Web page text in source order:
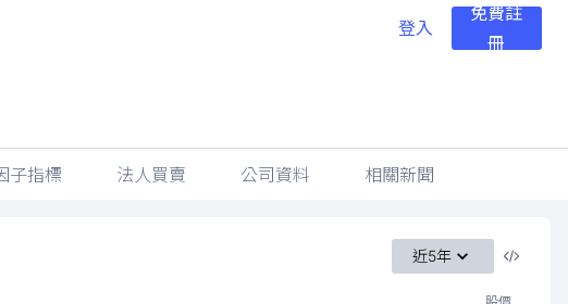
登入
免費註
冊
子指標 法人買賣 公司資料 相關新聞
近5年